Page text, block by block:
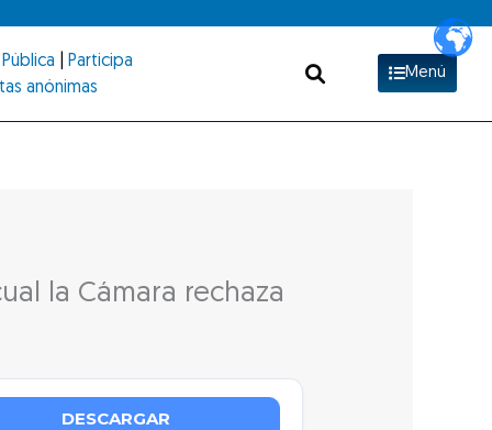
Participa
anónimas
Menú
la Cámara rechaza
DESCARGAR